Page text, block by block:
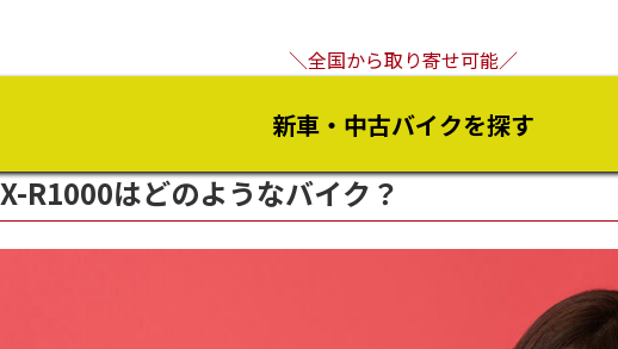
＼全国から取り寄せ可能／
新車・中古バイクを探す
R1000はどのようなバイク？